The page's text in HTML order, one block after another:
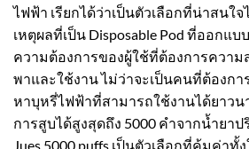
ไฟฟ้า เรียกได้ว่าเป็นตัวเลือกที่น่าสนใจ
เหตุผลที่เป็น Disposable Pod ที่ออกแ
ความต้องการของผู้ใช้ที่ต้องการควา
พาและใช้งาน ไม่ว่าจะเป็นคนที่ต้องก
หาบุหรี่ไฟฟ้าที่สามารถใช้งานได้ยาว
การสูบได้สูงสุดถึง 5000 คำจากน้ำยา
Jues 5000 puffs เป็นตัวเลือกที่คุ้มค่าทั้